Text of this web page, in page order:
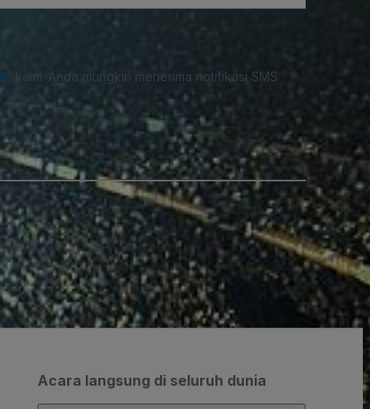
kami. Anda mungkin menerima notifikasi SMS
Acara langsung di seluruh dunia